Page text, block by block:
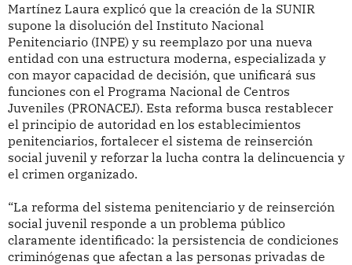
Martínez Laura explicó que la creación de la SUNIR
supone la disolución del Instituto Nacional
Penitenciario (INPE) y su reemplazo por una nueva
entidad con una estructura moderna, especializada y
con mayor capacidad de decisión, que unificará sus
funciones con el Programa Nacional de Centros
Juveniles (PRONACEJ). Esta reforma busca restablecer
el principio de autoridad en los establecimientos
penitenciarios, fortalecer el sistema de reinserción
social juvenil y reforzar la lucha contra la delincuencia y
el crimen organizado.
“La reforma del sistema penitenciario y de reinserción
social juvenil responde a un problema público
claramente identificado: la persistencia de condiciones
criminógenas que afectan a las personas privadas de